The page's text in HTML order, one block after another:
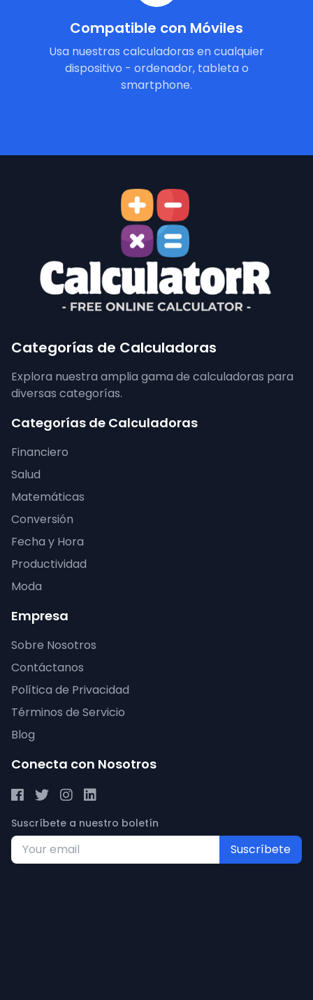
Compatible con Móviles
Usa nuestras calculadoras en cualquier
dispositivo - ordenador, tableta o
smartphone.
Categorías de Calculadoras
Explora nuestra amplia gama de calculadoras para
diversas categorías.
Categorías de Calculadoras
Financiero
Salud
Matemáticas
Conversión
Fecha y Hora
Productividad
Moda
Empresa
Sobre Nosotros
Contáctanos
Política de Privacidad
Términos de Servicio
Blog
Conecta con Nosotros
Suscríbete a nuestro boletín
Suscríbete